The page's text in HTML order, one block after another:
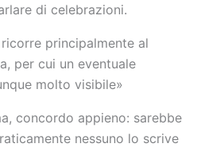
di celebrazioni.
principalmente al
per cui un eventuale
molto visibile»
concordo appieno: sarebbe
nessuno lo scrive